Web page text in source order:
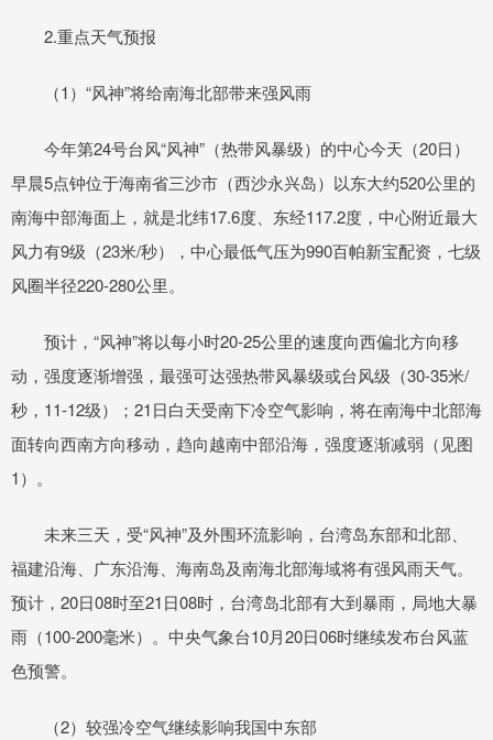
2.重点天气预报
（1）“风神”将给南海北部带来强风雨
今年第24号台风“风神”（热带风暴级）的中心今天（20日）
早晨5点钟位于海南省三沙市（西沙永兴岛）以东大约520公里的
南海中部海面上，就是北纬17.6度、东经117.2度，中心附近最大
风力有9级（23米/秒），中心最低气压为990百帕新宝配资，七级
风圈半径220-280公里。
预计，“风神”将以每小时20-25公里的速度向西偏北方向移
动，强度逐渐增强，最强可达强热带风暴级或台风级（30-35米/
秒，11-12级）；21日白天受南下冷空气影响，将在南海中北部海
面转向西南方向移动，趋向越南中部沿海，强度逐渐减弱（见图
1）。
未来三天，受“风神”及外围环流影响，台湾岛东部和北部、
福建沿海、广东沿海、海南岛及南海北部海域将有强风雨天气。
预计，20日08时至21日08时，台湾岛北部有大到暴雨，局地大暴
雨（100-200毫米）。中央气象台10月20日06时继续发布台风蓝
色预警。
（2）较强冷空气继续影响我国中东部